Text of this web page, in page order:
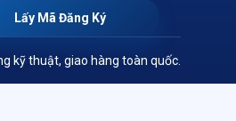
Lấy Mã Đăng Ký
kỹ thuật, giao hàng toàn quốc.